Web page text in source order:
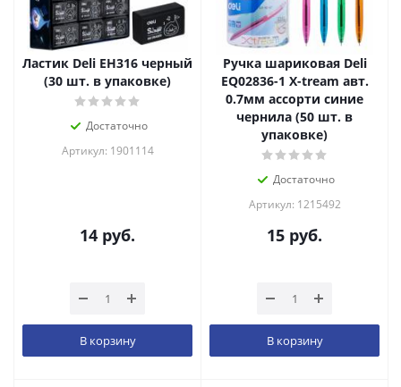
Ластик Deli EH316 черный
(30 шт. в упаковке)
Достаточно
Артикул: 1901114
14 руб.
В корзину
Ручка шариковая Deli
EQ02836-1 X-tream авт.
0.7мм ассорти синие
чернила (50 шт. в
упаковке)
Достаточно
Артикул: 1215492
15 руб.
В корзину